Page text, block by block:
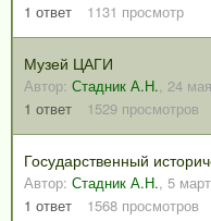
1 ответ 1131 просмотр
Музей ЦАГИ
Автор: Стадник А.Н., 24
1 ответ 1529 просмотров
Государственный
Автор: Стадник А.Н., 5
1 ответ 1568 просмотров